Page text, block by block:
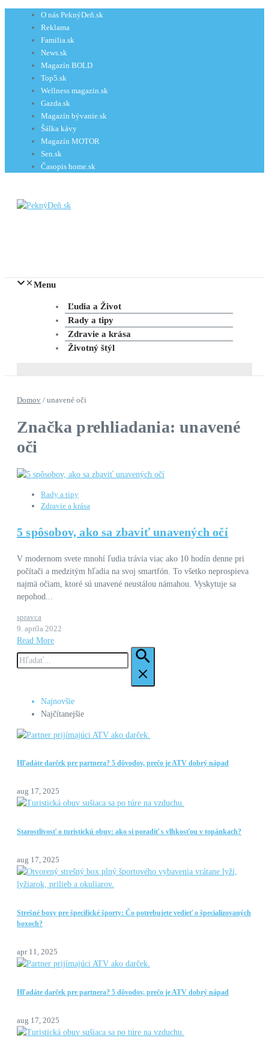
Preskočiť
O nás PeknýDeň.sk
Reklama
Familia.sk
News.sk
Magazín BOLD
Top5.sk
Wellness magazin.sk
Gazda.sk
Magazín bývanie.sk
Šálka kávy
Magazín MOTOR
Sen.sk
Časopis home.sk
Menu
Ľudia a Život
Rady a tipy
Zdravie a krása
Životný štýl
Domov / unavené oči
Značka prehliadania: unavené
oči
Rady a tipy
Zdravie a krása
5 spôsobov, ako sa zbaviť unavených očí
V modernom svete mnohí ľudia trávia viac ako 10 hodín denne pri
počítači a medzitým hľadia na svoj smartfón. To všetko neprospieva
najmä očiam, ktoré sú unavené neustálou námahou. Vyskytuje sa
nepohod...
spravca
9. apríla 2022
Read More
Hľadať:
Najnovšie
Najčítanejšie
Hľadáte darček pre partnera? 5 dôvodov, prečo je ATV dobrý nápad
aug 17, 2025
Starostlivosť o turistickú obuv: ako si poradiť s vlhkosťou v topánkach?
aug 17, 2025
Strešné boxy pre špecifické športy: Čo potrebujete vedieť o špecializovaných
boxoch?
apr 11, 2025
Hľadáte darček pre partnera? 5 dôvodov, prečo je ATV dobrý nápad
aug 17, 2025